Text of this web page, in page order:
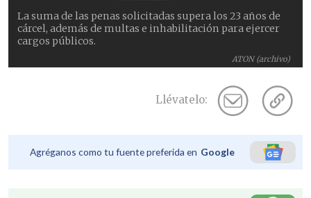
ATON (archivo)
La suma de las penas solicitadas supera los 23 años de
cárcel, además de multas e inhabilitación para ejercer
cargos públicos.
Llévatelo:
Agréganos como tu fuente preferida en Google